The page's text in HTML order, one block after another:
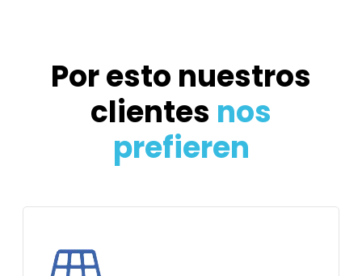
Por esto nuestros
clientes nos
prefieren